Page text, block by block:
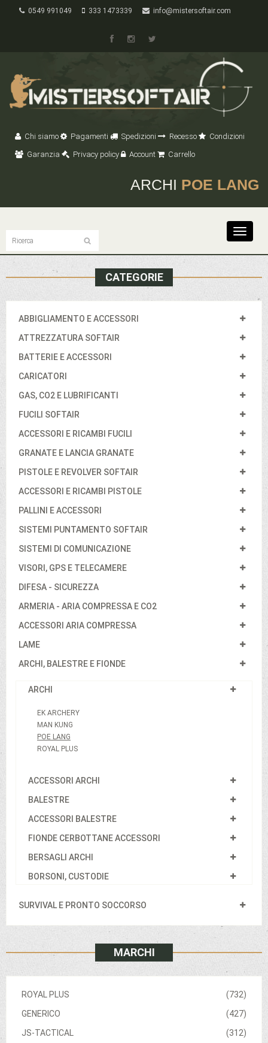
0549 991049 333 1473339 info@mistersoftair.com
Chi siamo Pagamenti Spedizioni Recesso
Condizioni
Garanzia
Privacy policy Account Carrello
ARCHI POE LANG
Toggle
CATEGORIE
ABBIGLIAMENTO E ACCESSORI
ATTREZZATURA SOFTAIR
BATTERIE E ACCESSORI
CARICATORI
GAS, CO2 E LUBRIFICANTI
FUCILI SOFTAIR
ACCESSORI E RICAMBI FUCILI
GRANATE E LANCIA GRANATE
PISTOLE E REVOLVER SOFTAIR
ACCESSORI E RICAMBI PISTOLE
PALLINI E ACCESSORI
SISTEMI PUNTAMENTO SOFTAIR
SISTEMI DI COMUNICAZIONE
VISORI, GPS E TELECAMERE
DIFESA - SICUREZZA
ARMERIA - ARIA COMPRESSA E CO2
ACCESSORI ARIA COMPRESSA
LAME
ARCHI, BALESTRE E FIONDE
ARCHI
EK ARCHERY
MAN KUNG
POE LANG
ROYAL PLUS
ACCESSORI ARCHI
BALESTRE
ACCESSORI BALESTRE
FIONDE CERBOTTANE ACCESSORI
BERSAGLI ARCHI
BORSONI, CUSTODIE
SURVIVAL E PRONTO SOCCORSO
MARCHI
(732)
ROYAL PLUS
(427)
GENERICO
(312)
JS-TACTICAL